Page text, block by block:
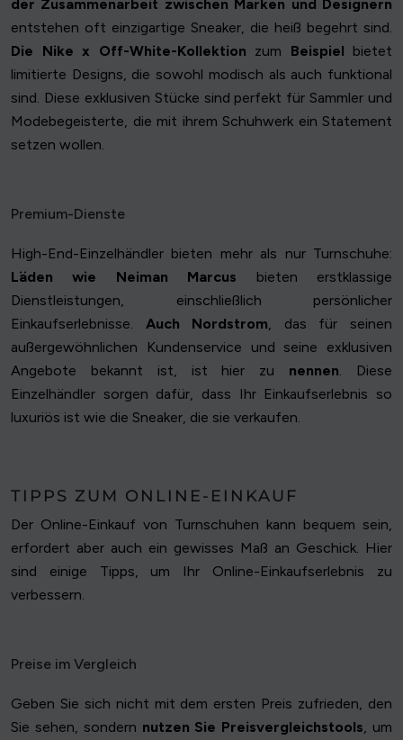
der Zusammenarbeit zwischen Marken und Designern
entstehen oft einzigartige Sneaker, die heiß begehrt sind.
Die Nike x Off-White-Kollektion zum Beispiel bietet
limitierte Designs, die sowohl modisch als auch funktional
sind. Diese exklusiven Stücke sind perfekt für Sammler und
Modebegeisterte, die mit ihrem Schuhwerk ein Statement
setzen wollen.
Premium-Dienste
High-End-Einzelhändler bieten mehr als nur Turnschuhe:
Läden wie Neiman Marcus bieten erstklassige
Dienstleistungen, einschließlich persönlicher
Einkaufserlebnisse. Auch Nordstrom , das für seinen
außergewöhnlichen Kundenservice und seine exklusiven
Angebote bekannt ist, ist hier zu nennen . Diese
Einzelhändler sorgen dafür, dass Ihr Einkaufserlebnis so
luxuriös ist wie die Sneaker, die sie verkaufen.
TIPPS ZUM ONLINE-EINKAUF
Der Online-Einkauf von Turnschuhen kann bequem sein,
erfordert aber auch ein gewisses Maß an Geschick. Hier
sind einige Tipps, um Ihr Online-Einkaufserlebnis zu
verbessern.
Preise im Vergleich
Geben Sie sich nicht mit dem ersten Preis zufrieden, den
Sie sehen, sondern nutzen Sie Preisvergleichstools , um